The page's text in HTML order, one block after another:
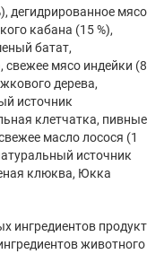
дегидрированное мясо
кабана (15 %),
батат,
свежее мясо индейки (8
дерева,
источник
клетчатка, пивные
масло лосося (1
источник
клюква, Юкка
ингредиентов продукт
животного